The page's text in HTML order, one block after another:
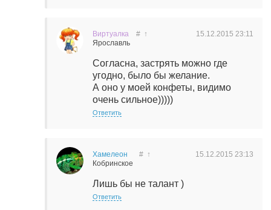
Виртуалка
Ярославль
15.12.2015 23:11
# ↑
Согласна, застрять можно где
угодно, было бы желание.
А оно у моей конфеты, видимо
очень сильное)))))
Ответить
Хамелеон
Кобринское
15.12.2015 23:13
# ↑
Лишь бы не талант )
Ответить